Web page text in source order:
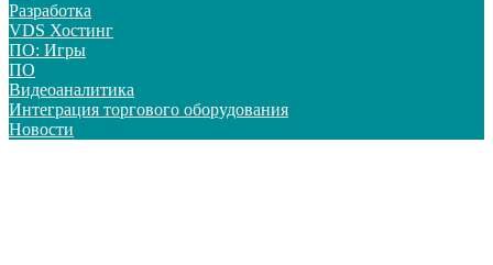
Разработка
VDS Хостинг
ПО: Игры
ПО
Видеоаналитика
Интеграция торгового оборудования
Новости